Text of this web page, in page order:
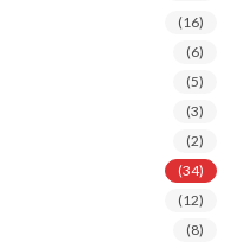
(16)
(6)
(5)
(3)
(2)
(34)
(12)
(8)